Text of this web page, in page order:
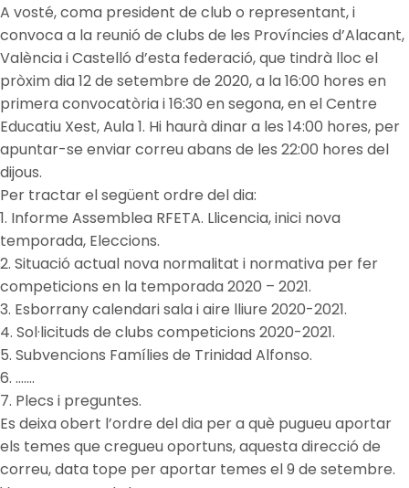
A vosté, coma president de club o representant, i
convoca a la reunió de clubs de les Províncies d’Alacant,
València i Castelló d’esta federació, que tindrà lloc el
pròxim dia 12 de setembre de 2020, a la 16:00 hores en
primera convocatòria i 16:30 en segona, en el Centre
Educatiu Xest, Aula 1. Hi haurà dinar a les 14:00 hores, per
apuntar-se enviar correu abans de les 22:00 hores del
dijous.
Per tractar el següent ordre del dia:
1. Informe Assemblea RFETA. Llicencia, inici nova
temporada, Eleccions.
2. Situació actual nova normalitat i normativa per fer
competicions en la temporada 2020 – 2021.
3. Esborrany calendari sala i aire lliure 2020-2021.
4. Sol·licituds de clubs competicions 2020-2021.
5. Subvencions Famílies de Trinidad Alfonso.
6. …….
7. Plecs i preguntes.
Es deixa obert l’ordre del dia per a què pugueu aportar
els temes que cregueu oportuns, aquesta direcció de
correu, data tope per aportar temes el 9 de setembre.